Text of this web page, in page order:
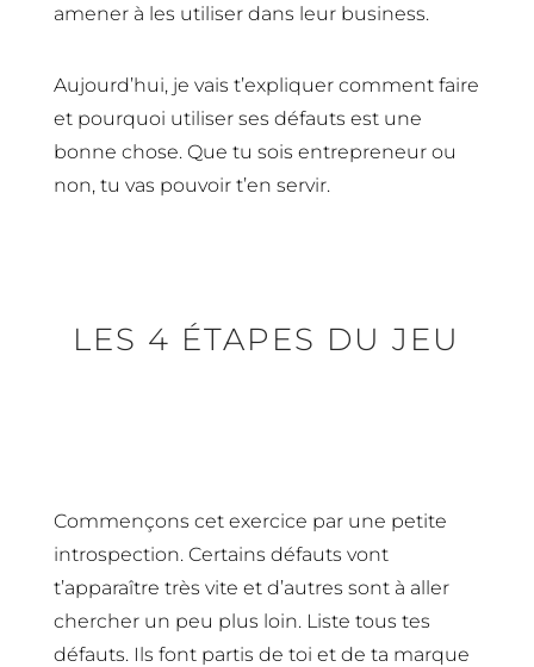
amener à les utiliser dans leur business.
Aujourd’hui, je vais t’expliquer comment faire
et pourquoi utiliser ses défauts est une
bonne chose. Que tu sois entrepreneur ou
non, tu vas pouvoir t’en servir.
LES 4 ÉTAPES DU JEU
Commençons cet exercice par une petite
introspection. Certains défauts vont
t’apparaître très vite et d’autres sont à aller
chercher un peu plus loin. Liste tous tes
défauts. Ils font partis de toi et de ta marque